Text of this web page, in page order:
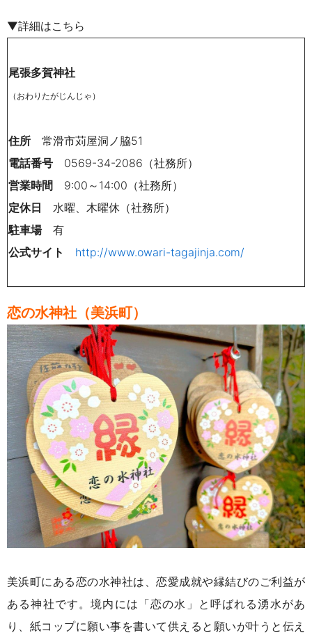
▼詳細はこちら
尾張多賀神社
（おわりたがじんじゃ）
住所
常滑市苅屋洞ノ脇51
電話番号
0569-34-2086（社務所）
営業時間
9:00～14:00（社務所）
定休日 水曜、木曜休（社務所）
駐車場有
公式サイト
http://www.owari-tagajinja.com/
恋の水神社（美浜町）
美浜町にある恋の水神社は、恋愛成就や縁結びのご利益が
ある神社です。境内には「恋の水」と呼ばれる湧水があ
り、紙コップに願い事を書いて供えると願いが叶うと伝え